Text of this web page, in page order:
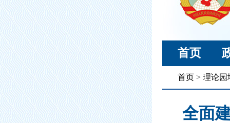
首页
首页 > 理论园
全面